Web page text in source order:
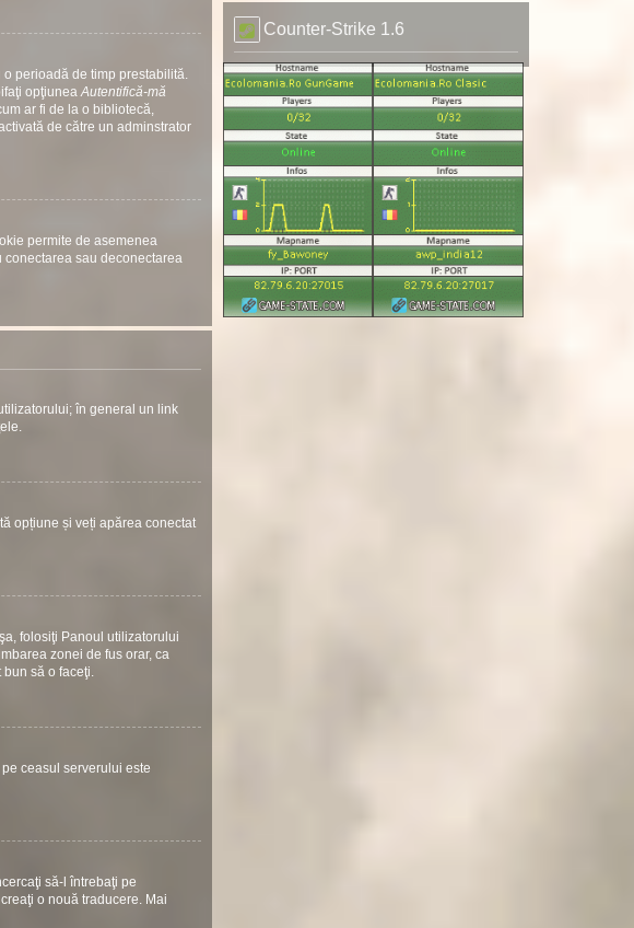
perioadă de timp prestabilită.
opţiuneaAutentifică-mă
ar fi de la o bibliotecă,
de către un adminstrator
permite de asemenea
conectarea sau deconectarea
în general un link
opțiune și veți apărea conectat
folosiţi Panoul utilizatorului
zonei de fus orar, ca
să o faceţi.
ceasul serverului este
să-l întrebaţi pe
o nouă traducere. Mai
Counter-Strike 1.6